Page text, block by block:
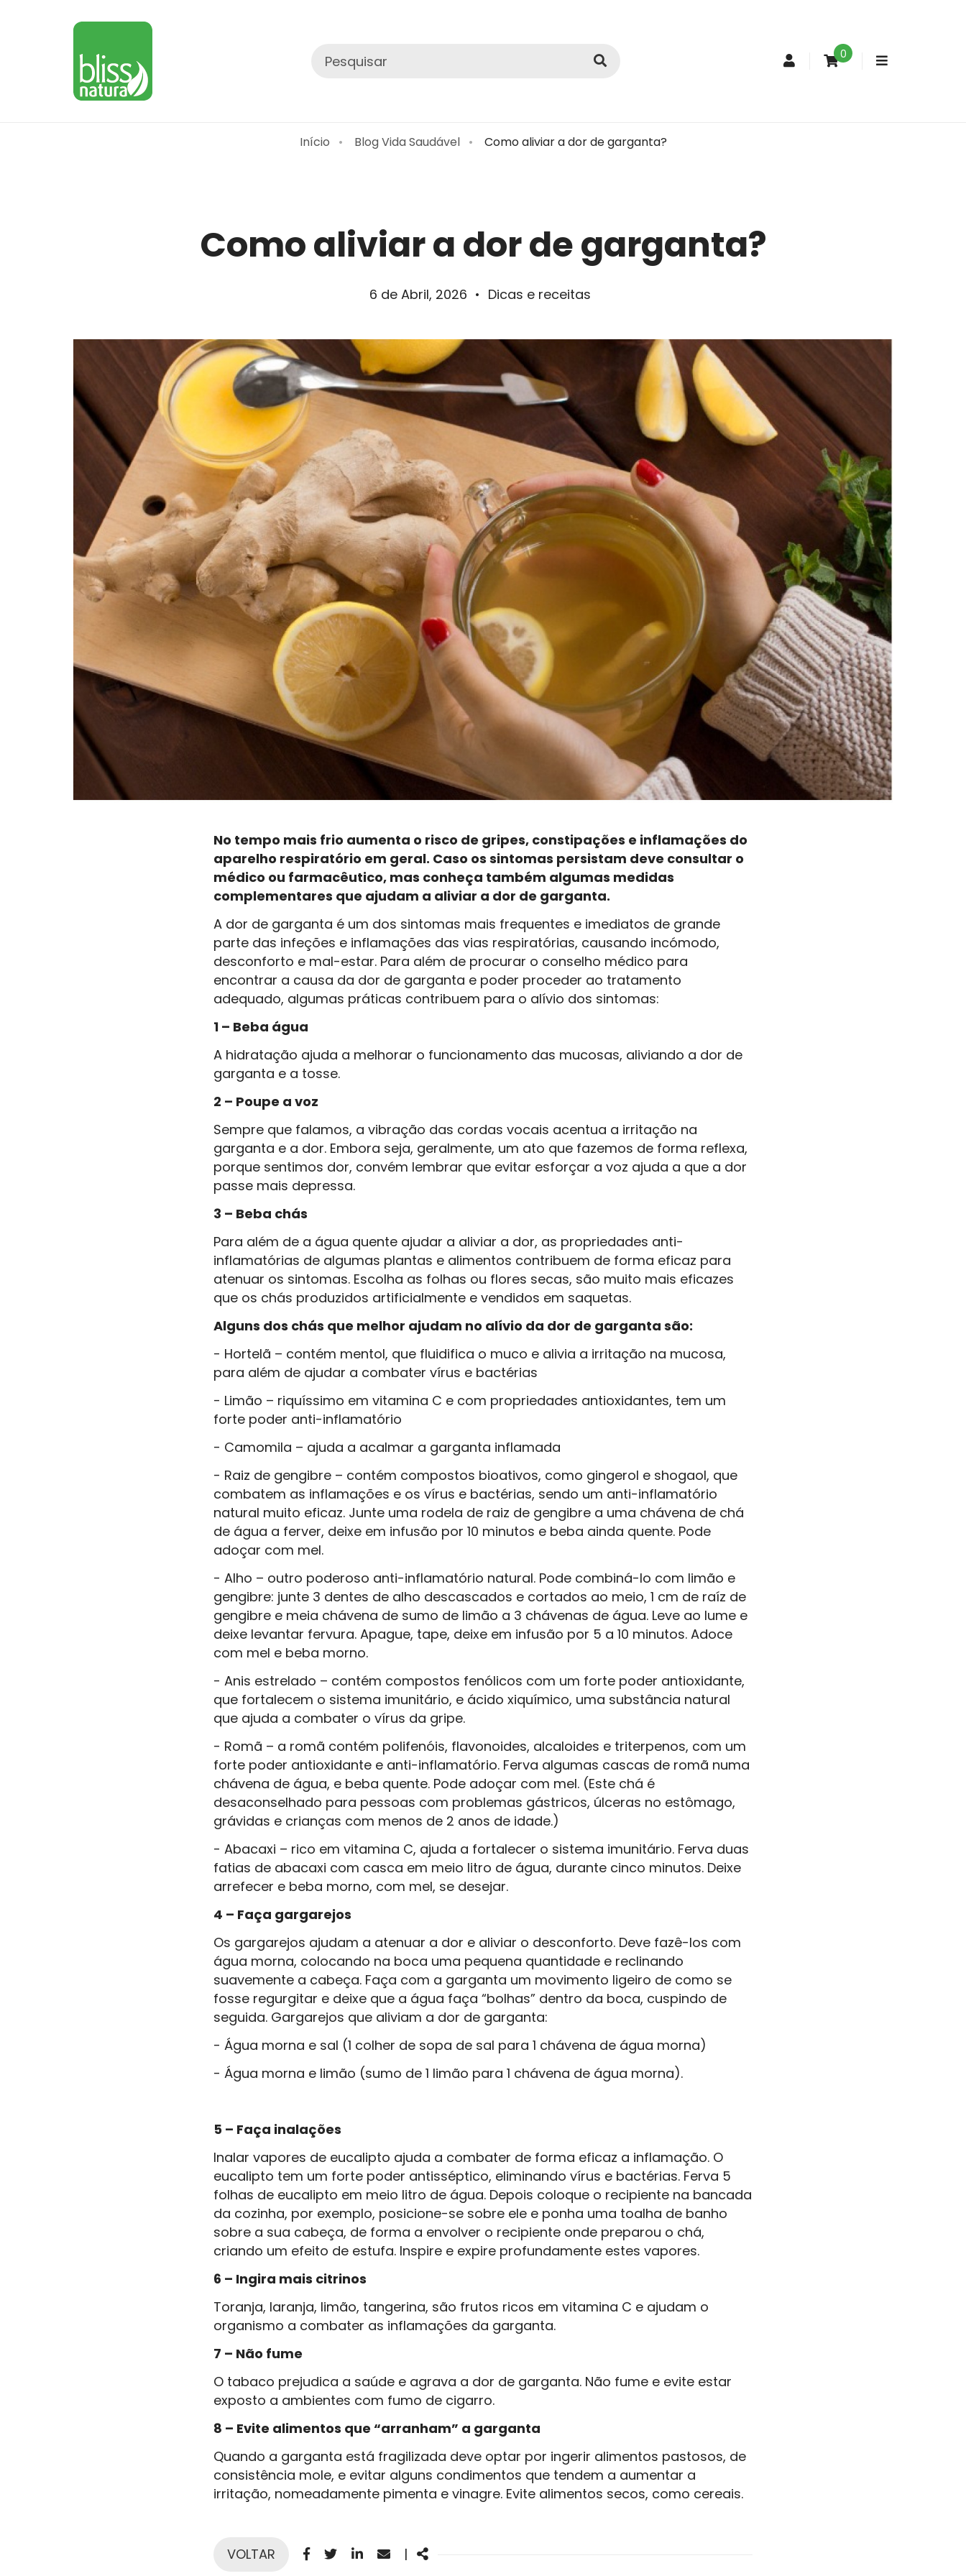
Conta 0
Início Blog Vida Saudável Como aliviar a dor de garganta?
Como aliviar a dor de garganta?
6 de Abril, 2026 • Dicas e receitas
No tempo mais frio aumenta o risco de gripes, constipações e inflamações do
aparelho respiratório em geral. Caso os sintomas persistam deve consultar o
médico ou farmacêutico, mas conheça também algumas medidas
complementares que ajudam a aliviar a dor de garganta.
A dor de garganta é um dos sintomas mais frequentes e imediatos de grande
parte das infeções e inflamações das vias respiratórias, causando incómodo,
desconforto e mal-estar. Para além de procurar o conselho médico para
encontrar a causa da dor de garganta e poder proceder ao tratamento
adequado, algumas práticas contribuem para o alívio dos sintomas:
1 – Beba água
A hidratação ajuda a melhorar o funcionamento das mucosas, aliviando a dor de
garganta e a tosse.
2 – Poupe a voz
Sempre que falamos, a vibração das cordas vocais acentua a irritação na
garganta e a dor. Embora seja, geralmente, um ato que fazemos de forma reflexa,
porque sentimos dor, convém lembrar que evitar esforçar a voz ajuda a que a dor
passe mais depressa.
3 – Beba chás
Para além de a água quente ajudar a aliviar a dor, as propriedades anti-
inflamatórias de algumas plantas e alimentos contribuem de forma eficaz para
atenuar os sintomas. Escolha as folhas ou flores secas, são muito mais eficazes
que os chás produzidos artificialmente e vendidos em saquetas.
Alguns dos chás que melhor ajudam no alívio da dor de garganta são:
- Hortelã – contém mentol, que fluidifica o muco e alivia a irritação na mucosa,
para além de ajudar a combater vírus e bactérias
- Limão – riquíssimo em vitamina C e com propriedades antioxidantes, tem um
forte poder anti-inflamatório
- Camomila – ajuda a acalmar a garganta inflamada
- Raiz de gengibre – contém compostos bioativos, como gingerol e shogaol, que
combatem as inflamações e os vírus e bactérias, sendo um anti-inflamatório
natural muito eficaz. Junte uma rodela de raiz de gengibre a uma chávena de chá
de água a ferver, deixe em infusão por 10 minutos e beba ainda quente. Pode
adoçar com mel.
- Alho – outro poderoso anti-inflamatório natural. Pode combiná-lo com limão e
gengibre: junte 3 dentes de alho descascados e cortados ao meio, 1 cm de raíz de
gengibre e meia chávena de sumo de limão a 3 chávenas de água. Leve ao lume e
deixe levantar fervura. Apague, tape, deixe em infusão por 5 a 10 minutos. Adoce
com mel e beba morno.
- Anis estrelado – contém compostos fenólicos com um forte poder antioxidante,
que fortalecem o sistema imunitário, e ácido xiquímico, uma substância natural
que ajuda a combater o vírus da gripe.
- Romã – a romã contém polifenóis, flavonoides, alcaloides e triterpenos, com um
forte poder antioxidante e anti-inflamatório. Ferva algumas cascas de romã numa
chávena de água, e beba quente. Pode adoçar com mel. (Este chá é
desaconselhado para pessoas com problemas gástricos, úlceras no estômago,
grávidas e crianças com menos de 2 anos de idade.)
- Abacaxi – rico em vitamina C, ajuda a fortalecer o sistema imunitário. Ferva duas
fatias de abacaxi com casca em meio litro de água, durante cinco minutos. Deixe
arrefecer e beba morno, com mel, se desejar.
4 – Faça gargarejos
Os gargarejos ajudam a atenuar a dor e aliviar o desconforto. Deve fazê-los com
água morna, colocando na boca uma pequena quantidade e reclinando
suavemente a cabeça. Faça com a garganta um movimento ligeiro de como se
fosse regurgitar e deixe que a água faça “bolhas” dentro da boca, cuspindo de
seguida. Gargarejos que aliviam a dor de garganta:
- Água morna e sal (1 colher de sopa de sal para 1 chávena de água morna)
- Água morna e limão (sumo de 1 limão para 1 chávena de água morna).
5 – Faça inalações
Inalar vapores de eucalipto ajuda a combater de forma eficaz a inflamação. O
eucalipto tem um forte poder antisséptico, eliminando vírus e bactérias. Ferva 5
folhas de eucalipto em meio litro de água. Depois coloque o recipiente na bancada
da cozinha, por exemplo, posicione-se sobre ele e ponha uma toalha de banho
sobre a sua cabeça, de forma a envolver o recipiente onde preparou o chá,
criando um efeito de estufa. Inspire e expire profundamente estes vapores.
6 – Ingira mais citrinos
Toranja, laranja, limão, tangerina, são frutos ricos em vitamina C e ajudam o
organismo a combater as inflamações da garganta.
7 – Não fume
O tabaco prejudica a saúde e agrava a dor de garganta. Não fume e evite estar
exposto a ambientes com fumo de cigarro.
8 – Evite alimentos que “arranham” a garganta
Quando a garganta está fragilizada deve optar por ingerir alimentos pastosos, de
consistência mole, e evitar alguns condimentos que tendem a aumentar a
irritação, nomeadamente pimenta e vinagre. Evite alimentos secos, como cereais.
VOLTAR Facebook
TwitterLinkedinEmail
| Share